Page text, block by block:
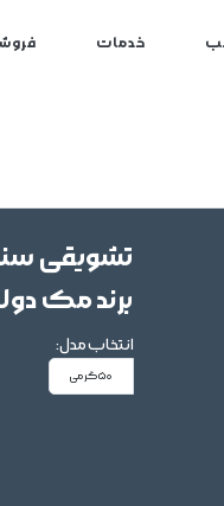
خدمات
تشویقی
برند مک
انتخاب مدل:
50گرمی